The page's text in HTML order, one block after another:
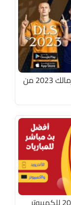
تحميل دريم ليج الاهلي والزمالك 2023 من